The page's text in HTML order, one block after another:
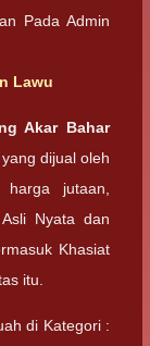
Pada Admin
Lawu
Akar Bahar
dijual oleh
jutaan,
Nyata dan
Khasiat
itu.
di Kategori :